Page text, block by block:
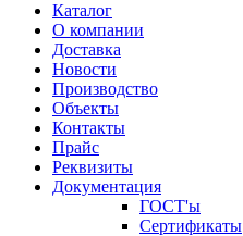
Каталог
О компании
Доставка
Новости
Производство
Объекты
Контакты
Прайс
Реквизиты
Документация
ГОСТ'ы
Сертификаты